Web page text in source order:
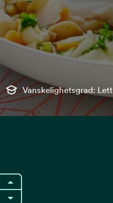
Vanskelighetsgrad: Lett